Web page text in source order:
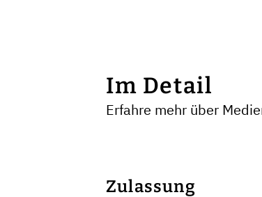
Im Detail
Erfahre mehr über
Zulassung